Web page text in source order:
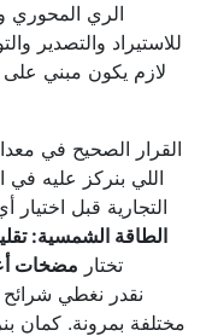
الري المحوري
للاستيراد والتصدير
لازم يكون مبني
القرار الصحيح في
اللي بنركز عليه في
التجارية قبل
الطاقة الشمسية:
تختار مضخات
مختلفة بمرونة.